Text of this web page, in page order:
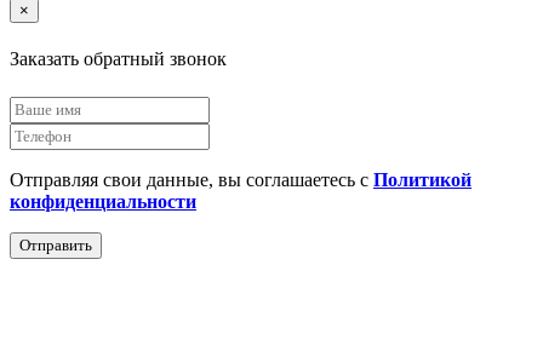
×
Заказать обратный звонок
Отправляя свои данные, вы соглашаетесь с Политикой
конфиденциальности
Отправить